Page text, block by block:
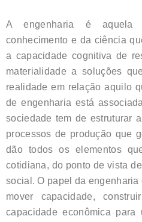
A engenharia é
conhecimento e da ciência
a capacidade cognitiva de
materialidade a soluções
realidade em relação aquilo
de engenharia está
sociedade tem de estruturar
processos de produção que
dão todos os elementos
cotidiana, do ponto de vista
social. O papel da engenharia
mover capacidade,
capacidade econômica